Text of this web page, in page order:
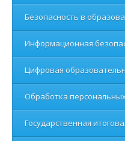
Безопасность в
Информационная
Цифровая
Обработка
Государственная